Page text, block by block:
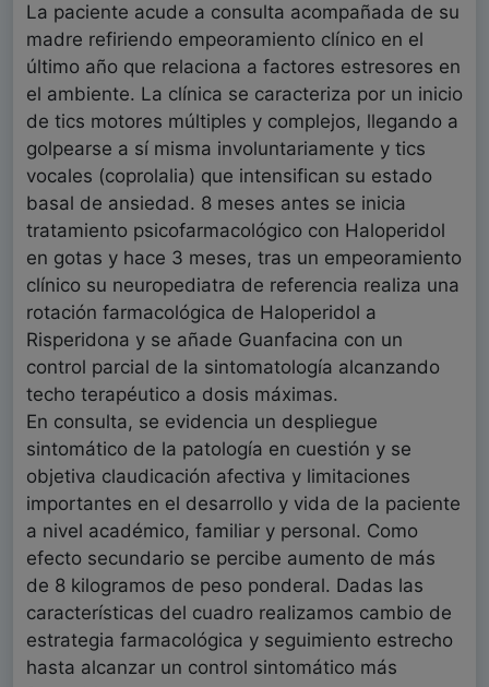
La paciente acude a consulta acompañada de su
madre refiriendo empeoramiento clínico en el
último año que relaciona a factores estresores en
el ambiente. La clínica se caracteriza por un inicio
de tics motores múltiples y complejos, llegando a
golpearse a sí misma involuntariamente y tics
vocales (coprolalia) que intensifican su estado
basal de ansiedad. 8 meses antes se inicia
tratamiento psicofarmacológico con Haloperidol
en gotas y hace 3 meses, tras un empeoramiento
clínico su neuropediatra de referencia realiza una
rotación farmacológica de Haloperidol a
Risperidona y se añade Guanfacina con un
control parcial de la sintomatología alcanzando
techo terapéutico a dosis máximas.
En consulta, se evidencia un despliegue
sintomático de la patología en cuestión y se
objetiva claudicación afectiva y limitaciones
importantes en el desarrollo y vida de la paciente
a nivel académico, familiar y personal. Como
efecto secundario se percibe aumento de más
de 8 kilogramos de peso ponderal. Dadas las
características del cuadro realizamos cambio de
estrategia farmacológica y seguimiento estrecho
hasta alcanzar un control sintomático más